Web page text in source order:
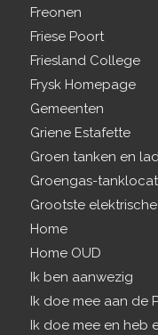
Freonen
Friese Poort
Friesland College
Frysk Homepage
Gemeenten
Griene Estafette
Groen tanken en
Groengas-
Grootste
Home
Home OUD
Ik ben aanwezig
Ik doe mee aan de
Ik doe mee en heb